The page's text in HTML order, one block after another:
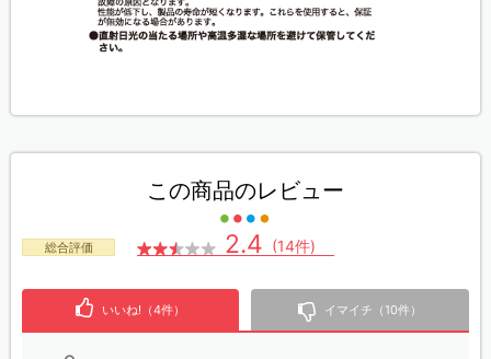
この商品のレビュー
総合評価 2.4 (14件)
いいね!（4件） イマイチ（10件）